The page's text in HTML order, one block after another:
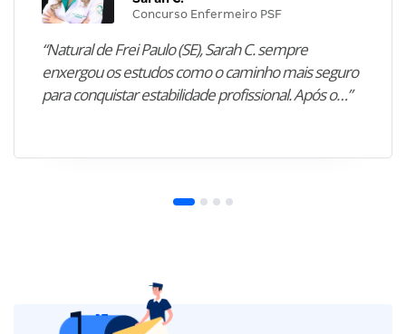
Concurso Enfermeiro PSF
“Natural de Frei Paulo (SE), Sarah C. sempre
enxergou os estudos como o caminho mais seguro
para conquistar estabilidade profissional. Após o…”